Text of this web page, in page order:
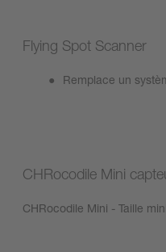
Flying Spot Scanner
Remplace un
CHRocodile Mini
CHRocodile Mini - Taille